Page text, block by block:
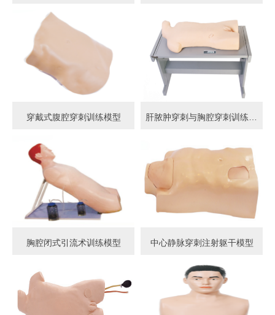
穿戴式腹腔穿刺训练模型
胸腔闭式引流术训练模型 中心静脉穿刺注射躯干模型